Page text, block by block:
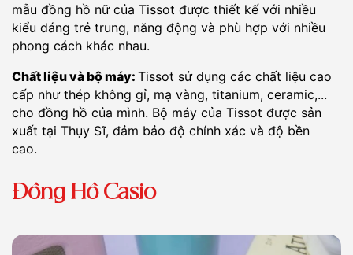
mẫu đồng hồ nữ của Tissot được thiết kế với nhiều
kiểu dáng trẻ trung, năng động và phù hợp với nhiều
phong cách khác nhau.
Chất liệu và bộ máy: Tissot sử dụng các chất liệu cao
cấp như thép không gỉ, mạ vàng, titanium, ceramic,...
cho đồng hồ của mình. Bộ máy của Tissot được sản
xuất tại Thụy Sĩ, đảm bảo độ chính xác và độ bền
cao.
Đồng Hồ Casio